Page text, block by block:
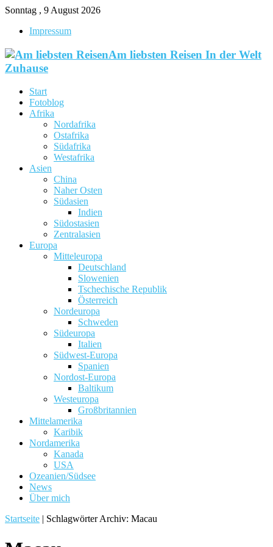
Sonntag , 9 August 2026
Impressum
Am liebsten Reisen In der Welt
Zuhause
Start
Fotoblog
Afrika
Nordafrika
Ostafrika
Südafrika
Westafrika
Asien
China
Naher Osten
Südasien
Indien
Südostasien
Zentralasien
Europa
Mitteleuropa
Deutschland
Slowenien
Tschechische Republik
Österreich
Nordeuropa
Schweden
Südeuropa
Italien
Südwest-Europa
Spanien
Nordost-Europa
Baltikum
Westeuropa
Großbritannien
Mittelamerika
Karibik
Nordamerika
Kanada
USA
Ozeanien/Südsee
News
Über mich
Startseite | Schlagwörter Archiv: Macau